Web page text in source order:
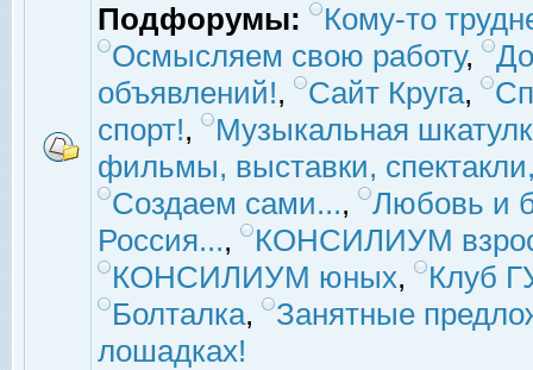
Подфорумы:
Кому-то
Осмысляем свою работу,
объявлений!, Сайт Круга,
спорт!,
Музыкальная
фильмы, выставки,
Создаем сами...,
Любовь и
Россия...,
КОНСИЛИУМ
КОНСИЛИУМ юных,
Клуб
Болталка,
Занятные
лошадках!